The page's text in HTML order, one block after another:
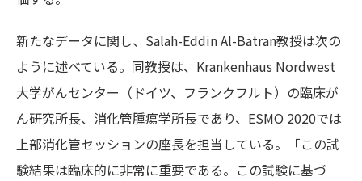
新たなデータに関し、Salah-Eddin Al-Batran教授は次の
ように述べている。同教授は、Krankenhaus Nordwest
大学がんセンター（ドイツ、フランクフルト）の臨床が
ん研究所長、消化管腫瘍学所長であり、ESMO 2020では
上部消化管セッションの座長を担当している。「この試
験結果は臨床的に非常に重要である。この試験に基づ